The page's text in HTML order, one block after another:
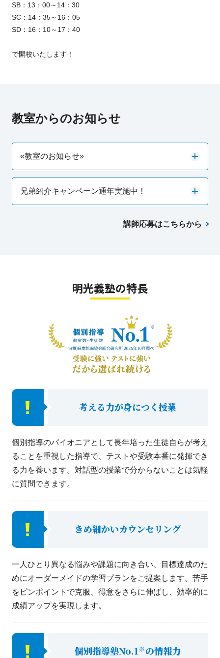
SB：13：00～14：30
SC：14：35～16：05
SD：16：10～17：40
で開校いたします！
教室からのお知らせ
«教室のお知らせ»
兄弟紹介キャンペーン通年実施中！
講師応募はこちらから
明光義塾の特長
考える力が身につく授業
個別指導のパイオニアとして長年培った生徒自らが考え
ることを重視した指導で、テストや受験本番に発揮でき
る力を養います。対話型の授業で分からないことは気軽
に質問できます。
きめ細かいカウンセリング
一人ひとり異なる悩みや課題に向き合い、目標達成のた
めにオーダーメイドの学習プランをご提案します。苦手
をピンポイントで克服、得意をさらに伸ばし、効率的に
成績アップを実現します。
個別指導塾No.1※の情報力